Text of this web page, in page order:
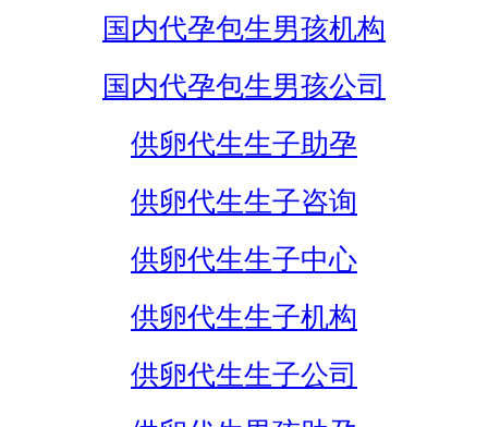
国内代孕包生男孩机构
国内代孕包生男孩公司
供卵代生生子助孕
供卵代生生子咨询
供卵代生生子中心
供卵代生生子机构
供卵代生生子公司